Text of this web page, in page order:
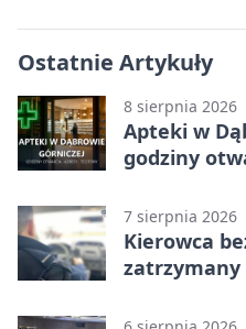
Ostatnie Artykuły
8 sierpnia 2026
Apteki w
godziny
7 sierpnia 2026
Kierowca
zatrzymany